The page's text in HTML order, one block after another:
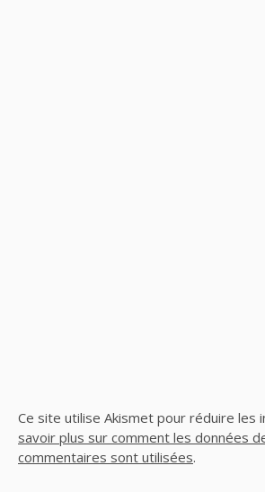
Ce site utilise Akismet pour réduire les
savoir plus sur comment les données
commentaires sont utilisées.